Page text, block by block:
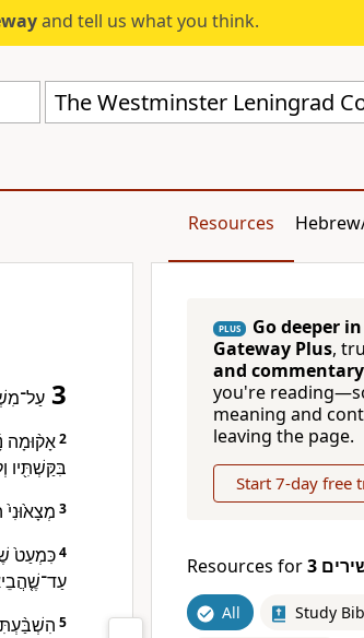
and tell us what you think.
The Westminster Leningrad
Resources
3
2אָק֨וּמָה
בִּקַּשְׁתִּ֖יו
3
4כִּמְעַט֙
5
PLUS Go deeper
Gateway Plus,
and commentary
you're
meaning and
leaving the page.
Start 7-day free
Resources for 3
All Study